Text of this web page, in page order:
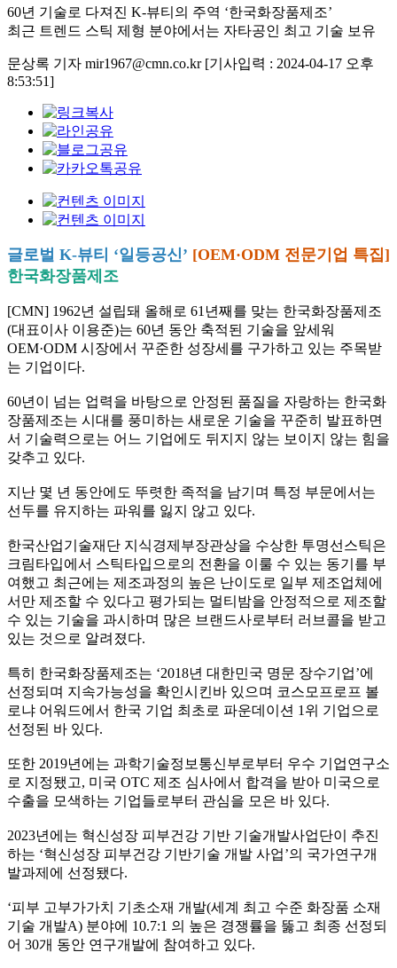
60년 기술로 다져진 K-뷰티의 주역 ‘한국화장품제조’
최근 트렌드 스틱 제형 분야에서는 자타공인 최고 기술 보유
문상록 기자 mir1967@cmn.co.kr [기사입력 : 2024-04-17 오후
8:53:51]
글로벌 K-뷰티 ‘일등공신’ [OEM·ODM 전문기업 특집]
한국화장품제조
[CMN] 1962년 설립돼 올해로 61 년째를 맞는 한국화장품제조
(대표이사 이용준)는 60년 동안 축적된 기술을 앞세워
OEM·ODM 시장에서 꾸준한 성장세를 구가하고 있는 주목받
는 기업이다.
60년이 넘는 업력을 바탕으로 안정된 품질을 자랑하는 한국화
장품제조는 시대를 풍미하는 새로운 기술을 꾸준히 발표하면
서 기술력으로는 어느 기업에도 뒤지지 않는 보이지 않는 힘을
갖추고 있다.
지난 몇 년 동안에도 뚜렷한 족적을 남기며 특정 부문에서는
선두를 유지하는 파워를 잃지 않고 있다.
한국산업기술재단 지식경제부장관상을 수상한 투명선스틱은
크림타입에서 스틱타입으로의 전환을 이룰 수 있는 동기를 부
여했고 최근에는 제조과정의 높은 난이도로 일부 제조업체에
서만 제조할 수 있다고 평가되는 멀티밤을 안정적으로 제조할
수 있는 기술을 과시하며 많은 브랜드사로부터 러브콜을 받고
있는 것으로 알려졌다.
특히 한국화장품제조는 ‘2018년 대한민국 명문 장수기업’에
선정되며 지속가능성을 확인시킨바 있으며 코스모프로프 볼
로냐 어워드에서 한국 기업 최초로 파운데이션 1 위 기업으로
선정된 바 있다.
또한 2019년에는 과학기술정보통신부로부터 우수 기업연구소
로 지정됐고, 미국 OTC 제조 심사에서 합격을 받아 미국으로
수출을 모색하는 기업들로부터 관심을 모은 바 있다.
2023년에는 혁신성장 피부건강 기반 기술개발사업단이 추진
하는 ‘혁신성장 피부건강 기반기술 개발 사업’의 국가연구개
발과제에 선정됐다.
‘피부 고부가가치 기초소재 개발(세계 최고 수준 화장품 소재
기술 개발A) 분야에 10.7:1 의 높은 경쟁률을 뚫고 최종 선정되
어 30개 동안 연구개발에 참여하고 있다.